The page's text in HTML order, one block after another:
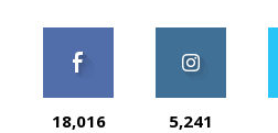
18,016 5,241